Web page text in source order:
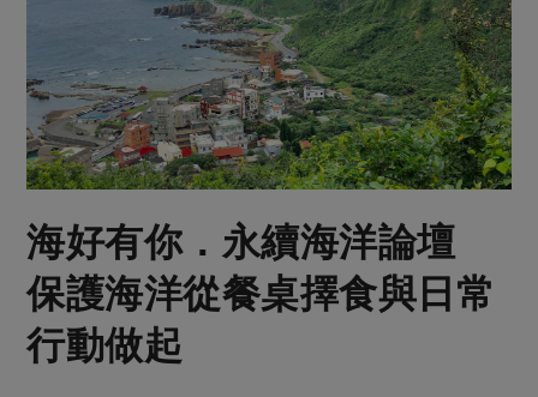
蕈菇類
辛香料類
奶蛋豆・五穀
蛋 乳製品
豆製品 米麵雜糧
肉品・水產
畜產肉類
麵食
肉食
海鮮
常備菜
蔬食
蛋料理
預購活動
把最好的台灣味帶回家！
防災用品預購圓滿結束
更多預購活動
當季產品
綠主張
觀點文章
主婦食堂 一籃菜真心話
社內大小事 合作聯合國
產品故事 生活提案
樂齡生活 親子食育
廚房瑜伽
關於合作社
關於我們
合作社組織
員工與求才
海好有你．永續海洋論壇
保護海洋從餐桌擇食與日常
行動做起